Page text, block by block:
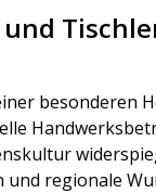
besonderen
regionale